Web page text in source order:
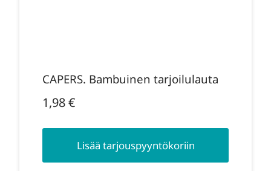
CAPERS. Bambuinen tarjoilulauta
1,98€
Lisää tarjouspyyntökoriin